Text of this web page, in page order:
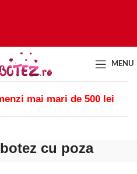
MENU
mai mari de 500 lei
cu poza